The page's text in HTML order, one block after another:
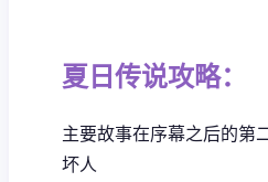
夏日传说攻略：
主要故事在序幕之后的第
坏人